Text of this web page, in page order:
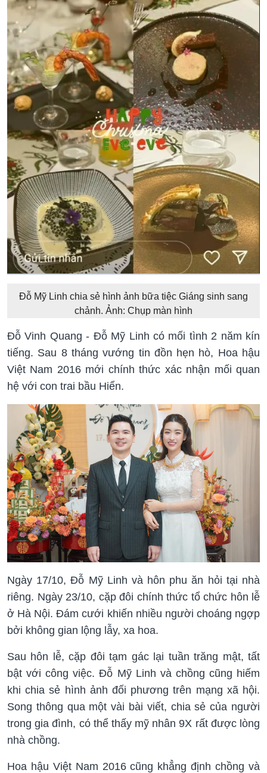
Đỗ Mỹ Linh chia sẻ hình ảnh bữa tiệc Giáng sinh sang
chảnh. Ảnh: Chụp màn hình
Đỗ Vinh Quang - Đỗ Mỹ Linh có mối tình 2 năm kín
tiếng. Sau 8 tháng vướng tin đồn hẹn hò, Hoa hậu
Việt Nam 2016 mới chính thức xác nhận mối quan
hệ với con trai bầu Hiển.
Ngày 17/10, Đỗ Mỹ Linh và hôn phu ăn hỏi tại nhà
riêng. Ngày 23/10, cặp đôi chính thức tổ chức hôn lễ
ở Hà Nội. Đám cưới khiến nhiều người choáng ngợp
bởi không gian lộng lẫy, xa hoa.
Sau hôn lễ, cặp đôi tạm gác lại tuần trăng mật, tất
bật với công việc. Đỗ Mỹ Linh và chồng cũng hiếm
khi chia sẻ hình ảnh đối phương trên mạng xã hội.
Song thông qua một vài bài viết, chia sẻ của người
trong gia đình, có thể thấy mỹ nhân 9X rất được lòng
nhà chồng.
Hoa hậu Việt Nam 2016 cũng khẳng định chồng và